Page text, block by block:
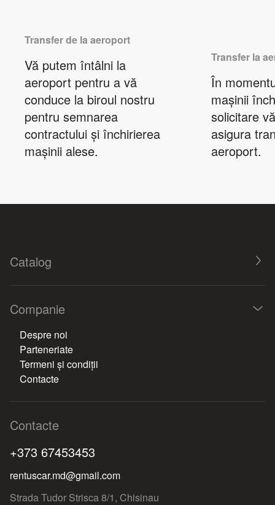
Transfer de la aeroport
Vă putem întâlni la
aeroport pentru a vă
conduce la biroul nostru
pentru semnarea
contractului și închirierea
mașinii alese.
Transfer la
În
mașinii
solicitare
asigura
aeroport.
Catalog
Companie
Despre noi
Parteneriate
Termeni și condiții
Contacte
Contacte
+373 67453453
rentuscar.md@gmail.com
Strada Tudor Strisca 8/1, Chisinau